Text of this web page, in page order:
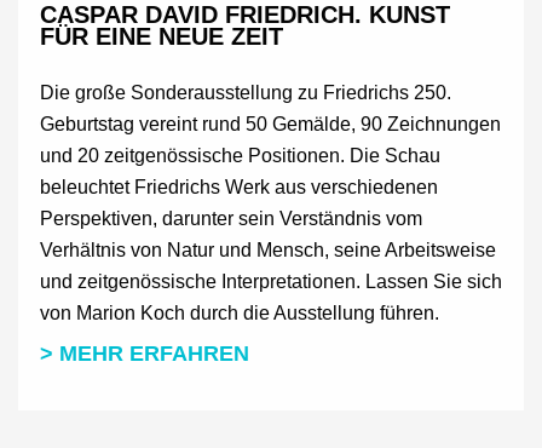
CASPAR DAVID FRIEDRICH. KUNST
FÜR EINE NEUE ZEIT
Die große Sonderausstellung zu Friedrichs 250.
Geburtstag vereint rund 50 Gemälde, 90 Zeichnungen
und 20 zeitgenössische Positionen. Die Schau
beleuchtet Friedrichs Werk aus verschiedenen
Perspektiven, darunter sein Verständnis vom
Verhältnis von Natur und Mensch, seine Arbeitsweise
und zeitgenössische Interpretationen. Lassen Sie sich
von Marion Koch durch die Ausstellung führen.
> MEHR ERFAHREN